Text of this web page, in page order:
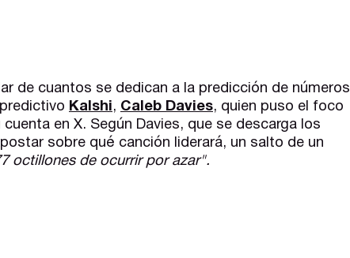
de cuantos se dedican a la predicción de números
Kalshi, Caleb Davies, quien puso el foco
en X. Según Davies, que se descarga los
sobre qué canción liderará, un salto de un
octillones de ocurrir por azar".